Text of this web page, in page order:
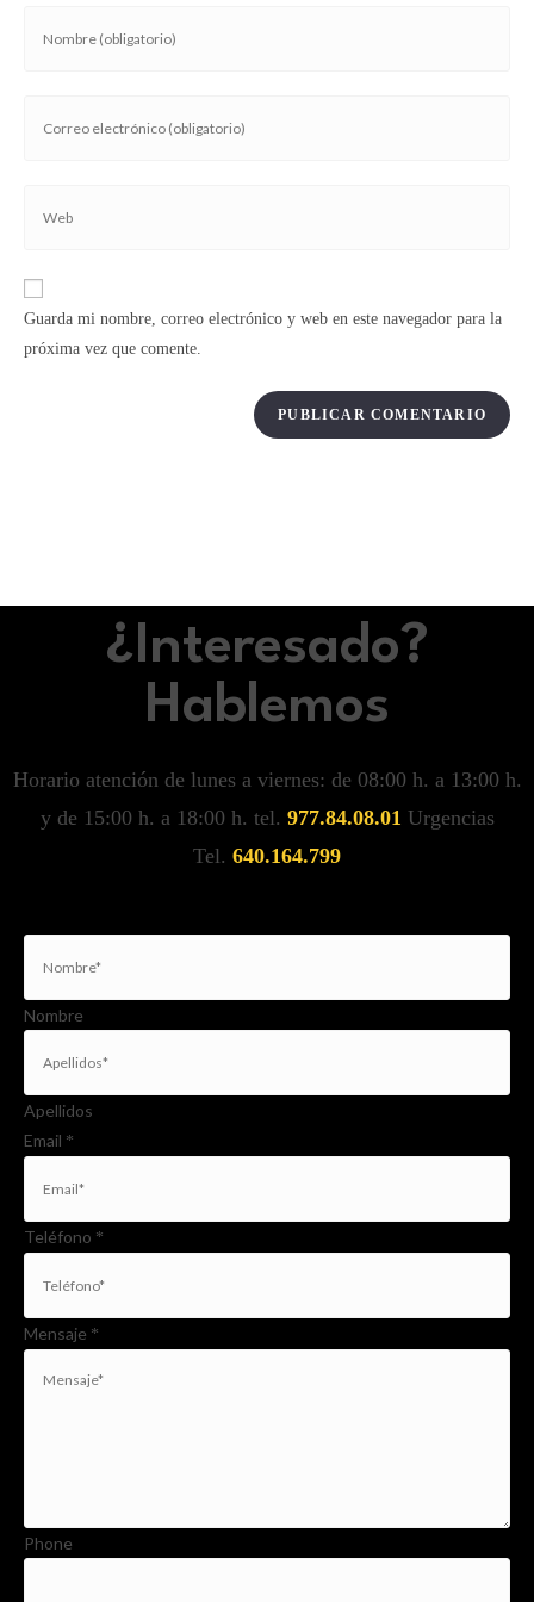
Guarda mi nombre, correo electrónico y web en este navegador para la
próxima vez que comente.
¿Interesado?
Hablemos
Horario atención de lunes a viernes: de 08:00 h. a 13:00 h.
y de 15:00 h. a 18:00 h. tel. 977.84.08.01 Urgencias
Tel. 640.164.799
Nombre
Apellidos
Email *
Teléfono *
Mensaje *
Phone